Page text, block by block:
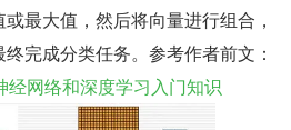
最大值，然后将向量进行组合，
完成分类任务。参考作者前文：
经网络和深度学习入门知识